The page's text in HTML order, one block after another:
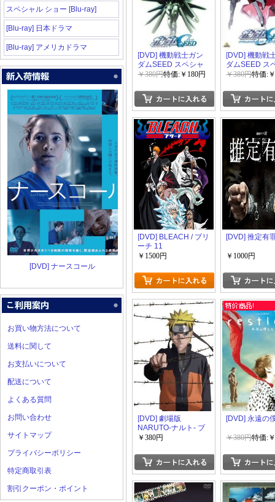
スペシャル ショー [Blu-ray]
[Blu-ray] 日本ドラマ
[Blu-ray] アメリカドラマ
[DVD] ナースコール
お買い物方法について
送料に関して
お支払いについて
配送について
よくある質問
お問い合わせ
サイトマップ
プライバシーポリシー
特定商取引表
割引クーポン・ポイント
[DVD] 機動戦士ガン
ダムSEED スペシャ
ルエディション 3 鳴
￥380円特価:￥180円
[DVD] 機動戦
ダムSEED ス
ルエディショ
￥380円特価:
[DVD] BLEACH / ブリ
ーチ 11
￥1500円
[DVD] 推定有
￥1000円
[DVD] 劇場版
NARUTO-ナルト- ブ
ラッド・プリズン
￥380円
[DVD] 永遠の
￥380円特価: